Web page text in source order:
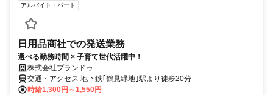
アルバイト・パート
日用品商社での発送業務
選べる勤務時間 × 子育て世代活躍中！
株式会社プランドゥ
交通・アクセス 地下鉄｢鶴見緑地｣駅より徒歩20分
時給1,300円～1,550円